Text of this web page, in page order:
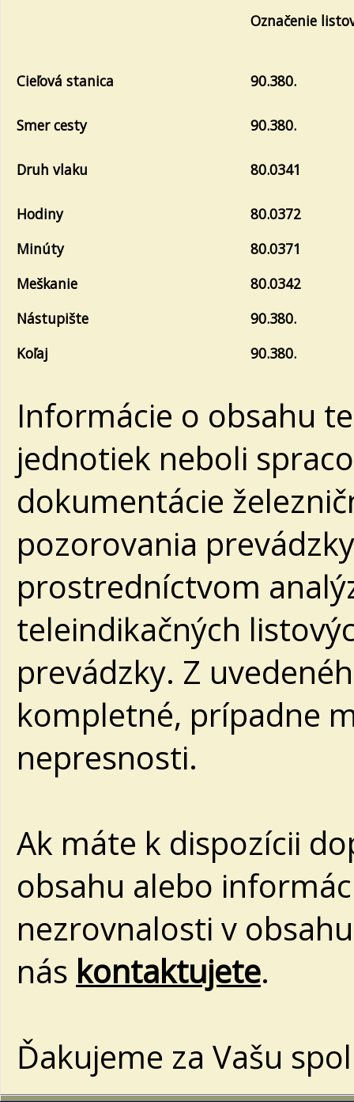
Označenie
Cieľová stanica 90.380.
Smer cesty 90.380.
Druh vlaku 80.0341
Hodiny
80.0372
Minúty
80.0371
Meškanie
80.0342
Nástupište
90.380.
Koľaj
90.380.
Informácie o obsahu
jednotiek neboli
dokumentácie
pozorovania
prostredníctvom
teleindikačných
prevádzky. Z
kompletné, prípadne
nepresnosti.
Ak máte k dispozícii
obsahu alebo
nezrovnalosti v
nás kontaktujete.
Ďakujeme za Vašu